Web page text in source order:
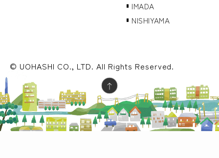
IMADA
NISHIYAMA
© UOHASHI CO., LTD. All Rights Reserved.